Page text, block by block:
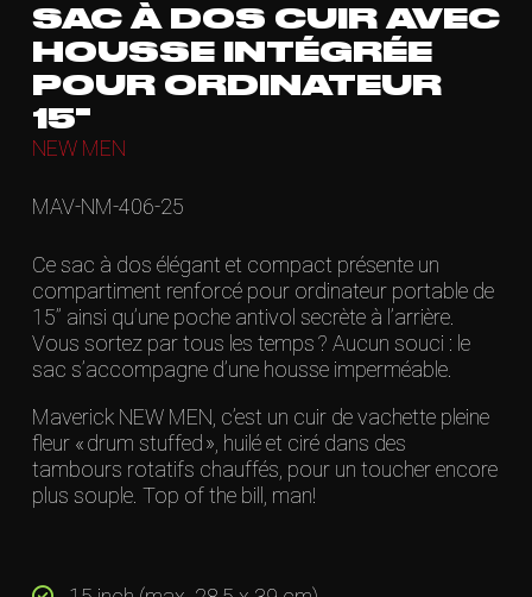
SAC À DOS CUIR AVEC
HOUSSE INTÉGRÉE
POUR ORDINATEUR
15"
NEW MEN
MAV-NM-406-25
Ce sac à dos élégant et compact présente un
compartiment renforcé pour ordinateur portable de
15’’ ainsi qu’une poche antivol secrète à l’arrière.
Vous sortez par tous les temps ? Aucun souci : le
sac s’accompagne d’une housse imperméable.
Maverick NEW MEN, c’est un cuir de vachette pleine
fleur « drum stuffed », huilé et ciré dans des
tambours rotatifs chauffés, pour un toucher encore
plus souple. Top of the bill, man!